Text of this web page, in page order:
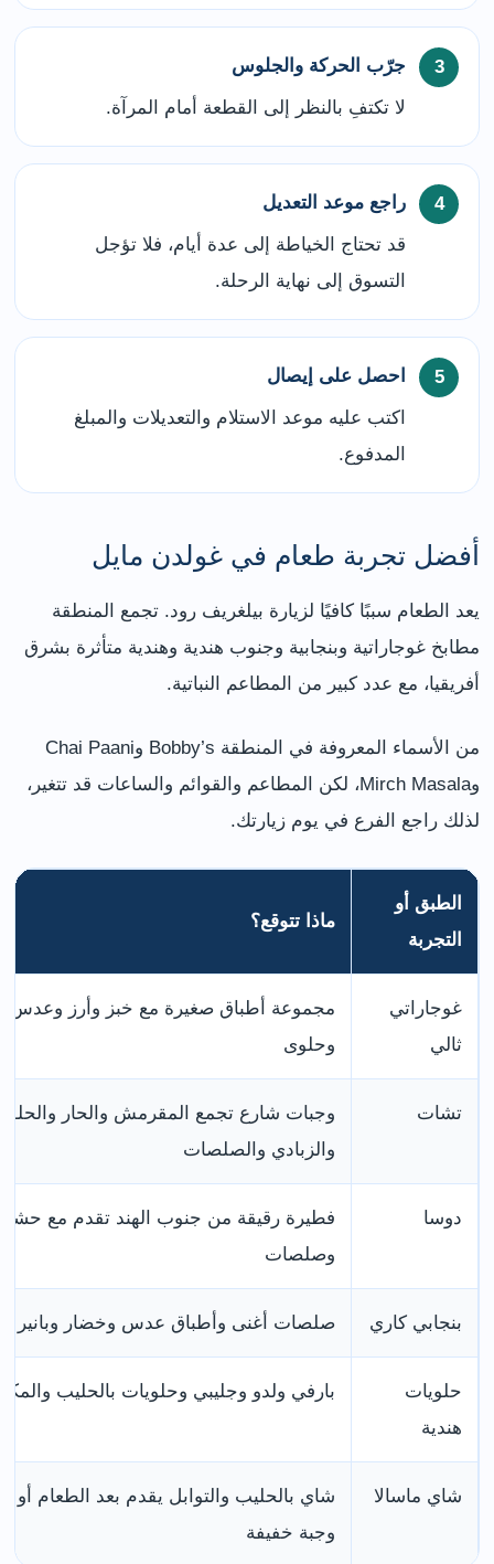
جرّب الحركة والجلوس
لا تكتفِ بالنظر إلى القطعة أمام المرآة.
راجع موعد التعديل
قد تحتاج الخياطة إلى عدة أيام، فلا تؤجل
التسوق إلى نهاية الرحلة.
احصل على إيصال
اكتب عليه موعد الاستلام والتعديلات والمبلغ
المدفوع.
أفضل تجربة طعام في غولدن مايل
يعد الطعام سببًا كافيًا لزيارة بيلغريف رود. تجمع المنطقة
مطابخ غوجاراتية وبنجابية وجنوب هندية وهندية متأثرة بشرق
أفريقيا، مع عدد كبير من المطاعم النباتية.
من الأسماء المعروفة في المنطقة Bobby’s وChai Paani
وMirch Masala، لكن المطاعم والقوائم والساعات قد تتغير،
لذلك راجع الفرع في يوم زيارتك.
الطبق أو
التجربة
ماذا تتوقع؟
غوجاراتي
ثالي
مجموعة أطباق صغيرة مع خبز وأرز وعدس
وحلوى
تشات
وجبات شارع تجمع المقرمش والحار والحلو
والزبادي والصلصات
دوسا
فطيرة رقيقة من جنوب الهند تقدم مع
وصلصات
بنجابي كاري صلصات أغنى وأطباق عدس وخضار وبانير
حلويات
هندية
بارفي ولدو وجليبي وحلويات بالحليب
شاي ماسالا
شاي بالحليب والتوابل يقدم بعد الطعام أو
وجبة خفيفة